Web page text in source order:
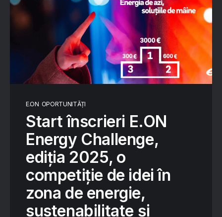
E.ON OPORTUNITĂȚI
Start înscrieri E.ON
Energy Challenge,
ediția 2025, o
competiție de idei în
zona de energie,
sustenabilitate și